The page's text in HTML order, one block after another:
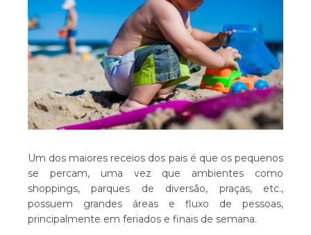
Um dos maiores receios dos pais é que os pequenos
se percam, uma vez que ambientes como
shoppings, parques de diversão, praças, etc.,
possuem grandes áreas e fluxo de pessoas,
principalmente em feriados e finais de semana.